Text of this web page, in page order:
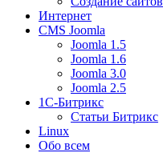
Интернет
CMS Joomla
Joomla 1.5
Joomla 1.6
Joomla 3.0
Joomla 2.5
1С-Битрикс
Статьи Битрикс
Linux
Обо всем